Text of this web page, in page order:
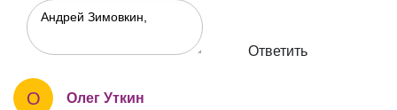
Ответить
О Олег Уткин